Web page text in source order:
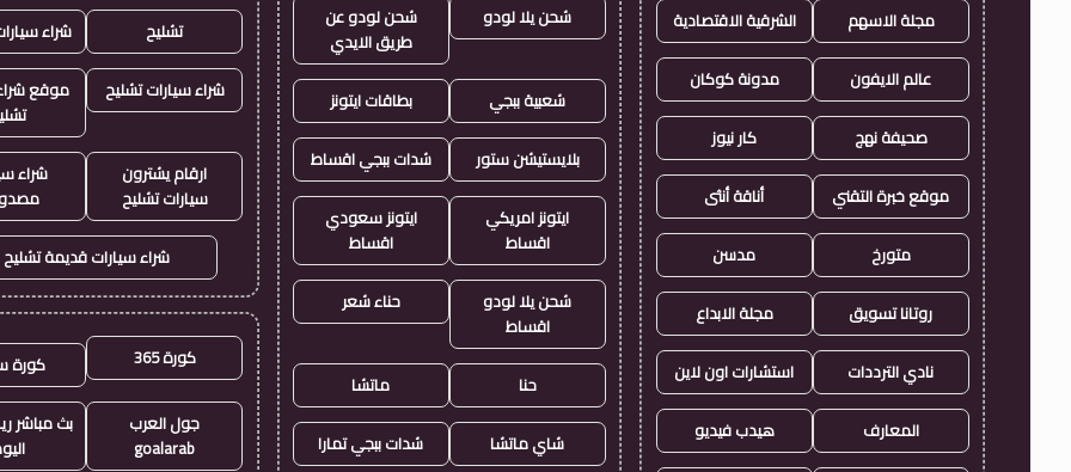
مجلة الاسهم الشرقية الاقتصادية
عالم الايفون مدونة كوكان
صحيفة نهج كار نيوز
موقع خبرة التقني أناقة أنثى
متورخ مدسن
روتانا تسويق مجلة الابداع
نادي الترددات استشارات اون لاين
المعارف هيدب فيديو
شحن يلا لودو
شحن لودو عن
طريق الايدي
شعبية ببجي بطاقات ايتونز
بلايستيشن ستور شدات ببجي اقساط
ايتونز امريكي
اقساط
ايتونز سعودي
اقساط
شحن يلا لودو
اقساط
حناء شعر
حنا ماتشا
شاي ماتشا شدات ببجي تمارا
تشليح شراء
شراء سيارات تشليح
موقع
ارقام يشترون
سيارات تشليح
شراء
شراء سيارات قديمة تشليح
كورة 365 كورة
جول العرب
goalarab
بث مباشر